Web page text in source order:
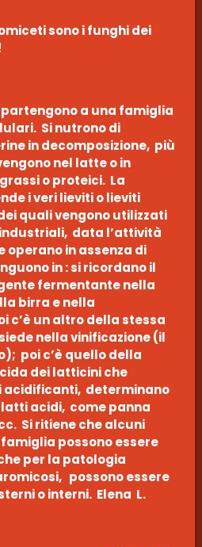
sono i funghi dei
a una famiglia
Si nutrono di
in decomposizione, più
nel latte o in
o proteici. La
i veri lieviti o lieviti
quali vengono utilizzati
data l’attività
in assenza di
in : si ricordano il
fermentante nella
birra e nella
c’è un altro della stessa
nella vinificazione (il
poi c’è quello della
dei latticini che
acidificanti, determinano
acidi, come panna
Si ritiene che alcuni
possono essere
per la patologia
possono essere
o interni. Elena L.